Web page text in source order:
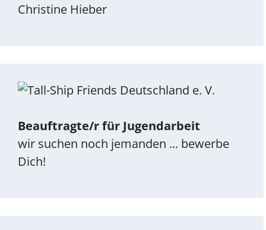
Christine Hieber
Beauftragte/r für Jugendarbeit
wir suchen noch jemanden ... bewerbe
Dich!